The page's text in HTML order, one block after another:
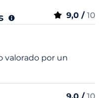
9,0 / 10
valorado por un